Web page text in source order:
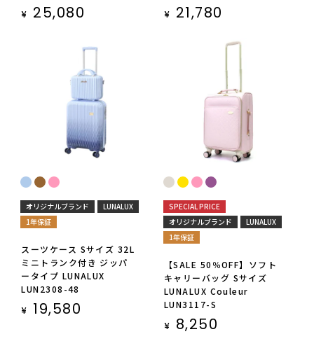
¥ 25,080
¥ 21,780
オリジナルブランド
LUNALUX
1年保証
スーツケース Sサイズ 32L
ミニトランク付き ジッパ
ータイプ LUNALUX
LUN2308-48
¥ 19,580
SPECIAL PRICE
オリジナルブランド
LUNALUX
1年保証
【SALE 50％OFF】ソフト
キャリーバッグ Sサイズ
LUNALUX Couleur
LUN3117-S
¥ 8,250